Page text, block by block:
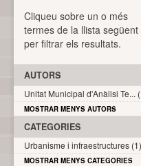
Cliqueu sobre un o més
termes de la llista següent
per filtrar els resultats.
AUTORS
Unitat Municipal d'Anàlisi Te...
MOSTRAR MENYS AUTORS
CATEGORIES
Urbanisme i infraestructures (1)
MOSTRAR MENYS CATEGORIES